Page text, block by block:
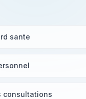
sante
consultations